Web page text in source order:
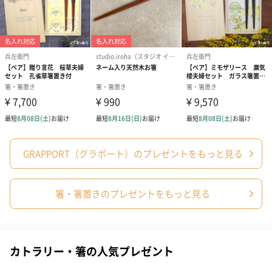
結婚祝い（御結婚御
祝）（110円）
出産祝い（御出産御
祝）（110円）
内祝い_蝶結
（110円）
結婚祝いちょい足しギフト
結婚祝いギフトへの＋αにおすすめです。新生活を彩るギフトオプ
ションをご用意いたしました。
商品と同梱してお届けいたします。
ドレス（いちご味)
（1,122円）
タキシード（コーラ味)
（1,122円）
GRAPPORT（グラポート）のプレゼントをもっと見る
箸・箸置きのプレゼントをもっと見る
カトラリー・箸の人気プレゼント